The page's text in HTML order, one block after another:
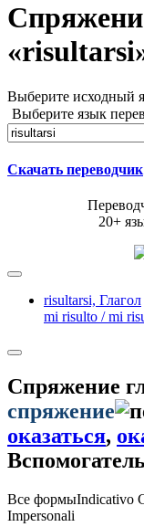
Выберите исходный
Выберите язык
Скачать переводчик
20+
risultarsi, Глагол
mi risulto / mi
Спряжение
спряжение
оказаться,
Все формыIndicativo
Impersonali